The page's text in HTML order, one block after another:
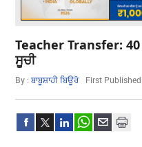
Teacher Transfer:
ਸੂਚੀ
By :ਬਾਬੂਸ਼ਾਹੀ ਬਿਊਰੋ First